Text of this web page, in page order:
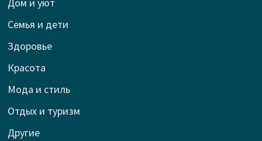
Дом и уют
Семья и дети
Здоровье
Красота
Мода и стиль
Отдых и туризм
Другие